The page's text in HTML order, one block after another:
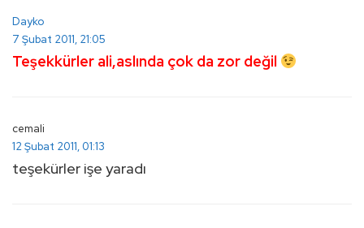
Dayko
7 Şubat 2011, 21:05
Teşekkürler ali,aslında çok da zor değil
cemali
12 Şubat 2011, 01:13
teşekürler işe yaradı